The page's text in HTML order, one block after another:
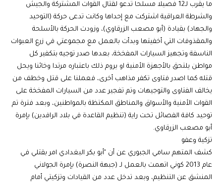
ما يقرب لـ12 فصيلا مسلحا تدعو لقتال القوات المشتركة والجيش
والشرطة العراقية اشتركت مع إحداها وكانت تدعى حركة (التوحيد
والجهاد) بقيادة (أبو مصعب الزرقاوي)، وزودت الحركة بالأسلحة
والمقذوفات التي أخفيتها وبدأت بالعمل مع مجموعتي في زرع العبوات
الناسفة وتجهيز السيارات المفخخة، بعدها صدر توجيه بتكفير كل
مواطن يلتحق بالأجهزة الأمنية او يروم ذلك باعتباره مرتدا وخائنا ويحل
قتله كما اصدر فتاوى تكفر مذاهب أخرى، فعملنا على قتل وخطف من
يخالف الفتاوى والتوجيهات وتم تفجير عدد من السيارات المفخخة على
القوات الأمنية والأسواق والمناطق المكتظة بالمواطنين، وبعد فترة تم
توحيد كافة الفصائل تحت راية (تنظيم القاعدة في بلاد الرافدين) بإمرة
أبو مصعب الزرقاوي.
تزكية وعفو
كشف المتهم سامي الجبوري عن أن "أبو بكر البغدادي امر بقتلي في
عام 2013 كوني اتهمت بالعمل لـ (جبهة النصرة) بإمرة الجولاني
المنشق عن التنظيم، وبعد تدخل عدد من القيادات وتزكيتي أمام